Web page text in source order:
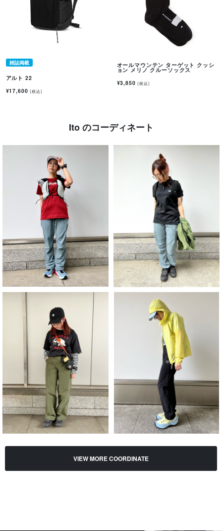
雑誌掲載
アルト 22
¥17,600(税込)
オールマウンテン ターゲット クッシ
ョン メリノ クルーソックス
¥3,850(税込)
Ito のコーディネート
VIEW MORE COORDINATE